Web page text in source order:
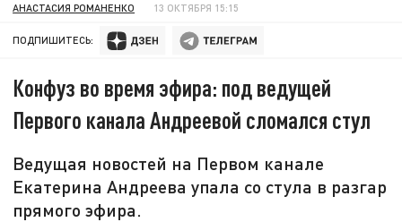
АНАСТАСИЯ РОМАНЕНКО 13 ОКТЯБРЯ 15:15
ПОДПИШИТЕСЬ:
Конфуз во время эфира: под ведущей
Первого канала Андреевой сломался стул
Ведущая новостей на Первом канале
Екатерина Андреева упала со стула в разгар
прямого эфира.